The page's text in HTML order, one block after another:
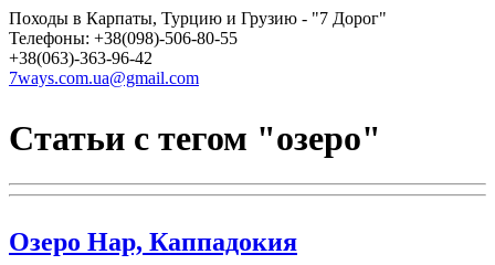
Походы в Карпаты, Турцию и Грузию - "7 Дорог"
Телефоны: +38(098)-506-80-55
+38(063)-363-96-42
7ways.com.ua@gmail.com
Статьи с тегом "озеро"
Озеро Нар, Каппадокия